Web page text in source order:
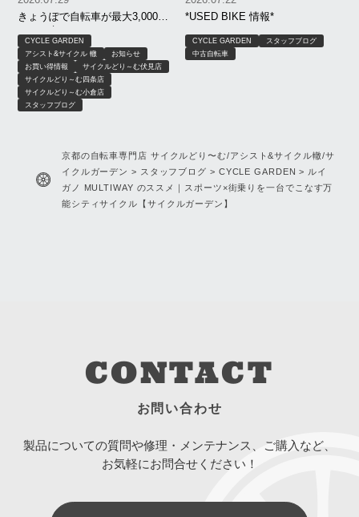
きょうぽで自転車が最大3,000円
OFF｜京もおトクキャンペーン
【8月限定】｜京都 サイクルどり
～む、アシスト＆サイクル轍、
サイクルガーデン
CYCLE GARDEN
アシスト&サイクル 轍
お知らせ
お買い得情報
サイクルどり～む伏見店
サイクルどり～む四条店
サイクルどり～む小倉店
スタッフブログ
*USED BIKE 情報*
CYCLE GARDEN
スタッフブログ
中古自転車
京都の自転車専門店 サイクルどり〜む/アシスト&サイクル轍/サ
イクルガーデン > スタッフブログ > CYCLE GARDEN > ルイ
ガノ MULTIWAY のススメ｜スポーツ×街乗りを一台でこなす万
能シティサイクル【サイクルガーデン】
CONTACT
お問い合わせ
製品についての質問や修理・メンテナンス、ご購入など、
お気軽にお問合せください！